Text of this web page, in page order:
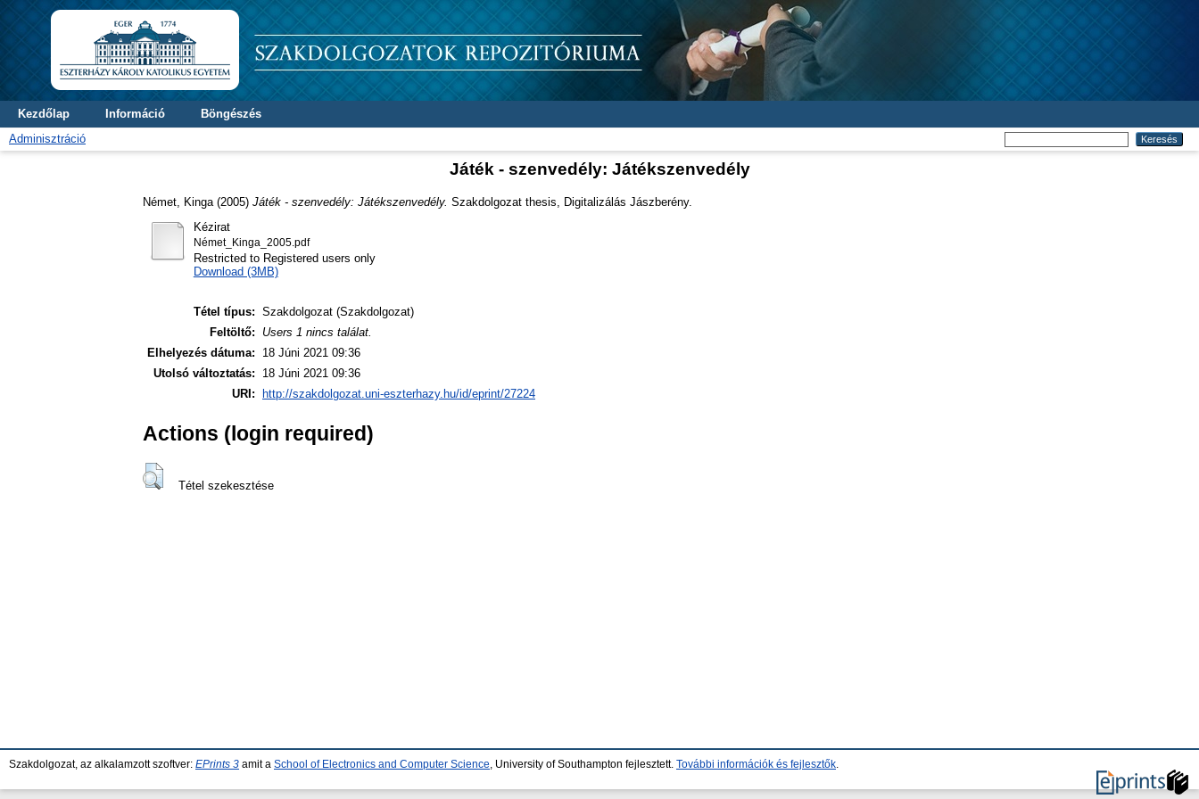
Kezdőlap Információ
Böngészés
Adminisztráció
Játék - szenvedély: Játékszenvedély
Német, Kinga (2005) Játék - szenvedély: Játékszenvedély. Szakdolgozat thesis, Digitalizálás Jászberény.
Kézirat
Német_Kinga_2005.pdf
Restricted to Registered users only
Download (3MB)
Tétel típus: Szakdolgozat (Szakdolgozat)
Feltöltő:
Users 1 nincs találat.
Elhelyezés dátuma:
18 Júni 2021 09:36
Utolsó változtatás:
18 Júni 2021 09:36
URI:
http://szakdolgozat.uni-eszterhazy.hu/id/eprint/27224
Actions (login required)
Tétel szekesztése
Szakdolgozat, az alkalamzott szoftver: EPrints 3 amit a School of Electronics and Computer Science , University of Southampton fejlesztett. További információk és fejlesztők